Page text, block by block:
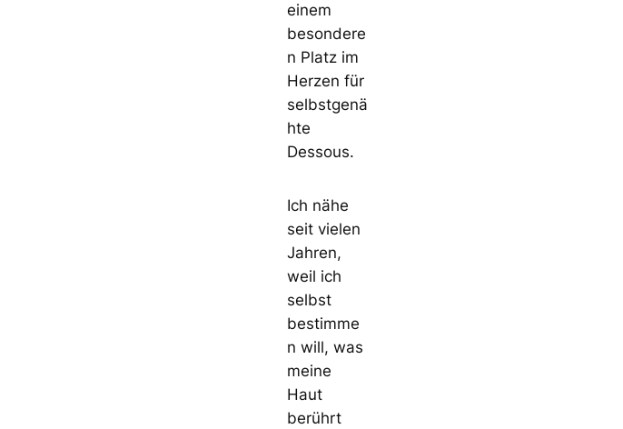
einem
besondere
n Platz im
Herzen für
selbstgenä
hte
Dessous.
Ich nähe
seit vielen
Jahren,
weil ich
selbst
bestimme
n will, was
meine
Haut
berührt